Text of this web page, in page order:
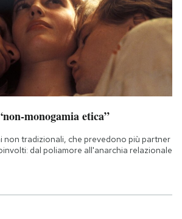
monogamia etica”
non tradizionali, che prevedono più partner
dal poliamore all'anarchia relazionale